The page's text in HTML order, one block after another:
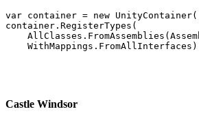
var container = new
container.RegisterTypes(
Castle Windsor